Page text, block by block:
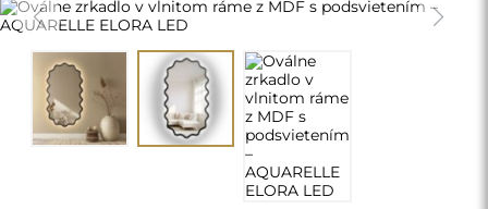
Previous Next